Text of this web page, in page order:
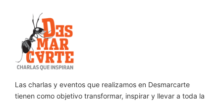
Las charlas y eventos que realizamos en Desmarcarte
tienen como objetivo transformar, inspirar y llevar a toda la